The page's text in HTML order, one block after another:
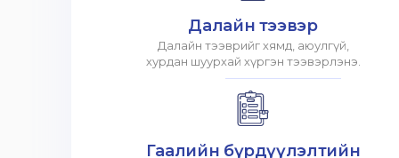
Далайн тээвэр
Далайн тээврийг хямд, аюулгүй,
хурдан шуурхай хүргэн тээвэрлэнэ.
Гаалийн бүрдүүлэлтийн